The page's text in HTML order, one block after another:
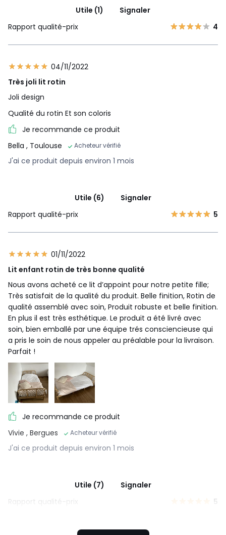
Utile (1)
Signaler
Rapport qualité-prix
4
04/11/2022
Très joli lit rotin
Joli design
Qualité du rotin Et son coloris
Je recommande ce produit
Bella , Toulouse Acheteur vérifié
J'ai ce produit depuis environ 1 mois
Utile (6)
Signaler
Rapport qualité-prix
5
01/11/2022
Lit enfant rotin de très bonne qualité
Nous avons acheté ce lit d’appoint pour notre petite fille;
Très satisfait de la qualité du produit. Belle finition, Rotin de
qualité assemblé avec soin, Produit robuste et belle finition.
En plus il est très esthétique. Le produit a été livré avec
soin, bien emballé par une équipe trés consciencieuse qui
a pris le soin de nous appeler au préalable pour la livraison.
Parfait !
Je recommande ce produit
Vivie , Bergues Acheteur vérifié
J'ai ce produit depuis environ 1 mois
Utile (7)
Signaler
Rapport qualité-prix
5